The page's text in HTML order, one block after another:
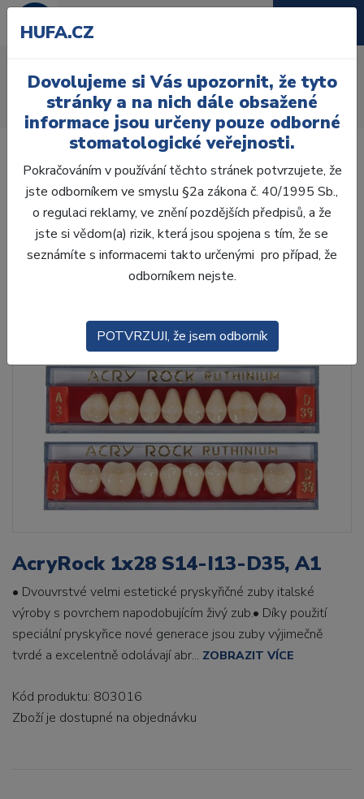
Úvod Zuby
AcryRock
AcryRock 1x28 S14-I13-D35, A1
AcryRock 1x28 S14-I13-D35, A1
• Dvouvrstvé velmi estetické pryskyřičné zuby italské
výroby s povrchem napodobujícím živý zub.• Díky použití
speciální pryskyřice nové generace jsou zuby výjimečně
tvrdé a excelentně odolávají abr... ZOBRAZIT VÍCE
Kód produktu: 803016
Zboží je dostupné na objednávku
HUFA.CZ
Dovolujeme si Vás upozornit, že tyto
stránky a na nich dále obsažené
informace jsou určeny pouze odborné
stomatologické veřejnosti.
Pokračováním v používání těchto stránek potvrzujete, že
jste odborníkem ve smyslu §2a zákona č. 40/1995 Sb.,
o regulaci reklamy, ve znění pozdějších předpisů, a že
jste si vědom(a) rizik, která jsou spojena s tím, že se
seznámíte s informacemi takto určenými pro případ, že
odborníkem nejste.
POTVRZUJI, že jsem odborník